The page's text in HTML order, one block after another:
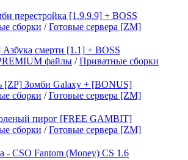
перестройка [1.9.9.9] + BOSS
сборки /Готовые сервера [ZM]
Азбука смерти [1.1] + BOSS
файлы /Приватные сборки
[ZP] Зомби Galaxy + [BONUS]
сборки /Готовые сервера [ZM]
пирог [FREE GAMBIT]
сборки /Готовые сервера [ZM]
- CSO Fantom (Money) CS 1.6